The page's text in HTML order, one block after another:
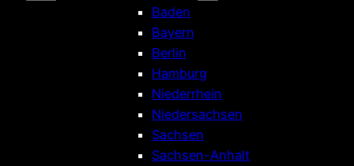
Baden
Bayern
Berlin
Hamburg
Niederrhein
Niedersachsen
Sachsen
Sachsen-Anhalt